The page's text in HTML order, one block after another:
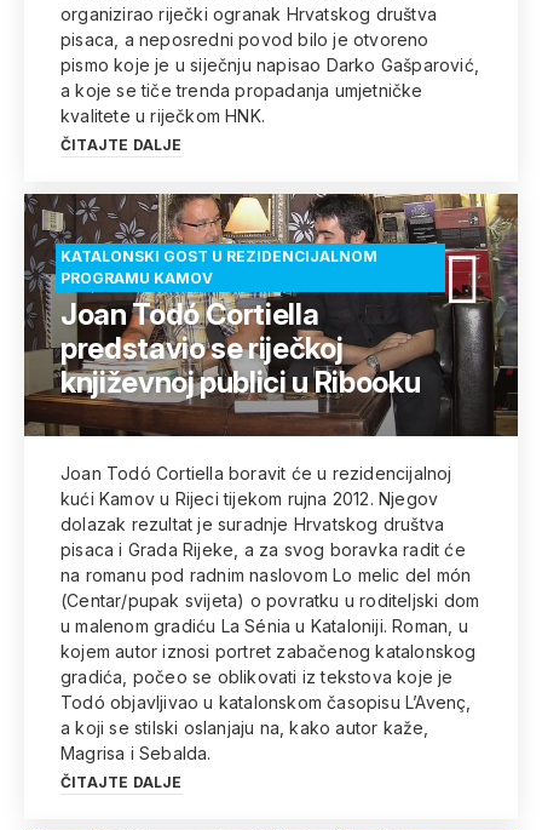
organizirao riječki ogranak Hrvatskog društva
pisaca, a neposredni povod bilo je otvoreno
pismo koje je u siječnju napisao Darko Gašparović,
a koje se tiče trenda propadanja umjetničke
kvalitete u riječkom HNK.
ČITAJTE DALJE
KATALONSKI GOST U REZIDENCIJALNOM
PROGRAMU KAMOV
Joan Todó Cortiella
predstavio se riječkoj
književnoj publici u Ribooku
Joan Todó Cortiella boravit će u rezidencijalnoj
kući Kamov u Rijeci tijekom rujna 2012. Njegov
dolazak rezultat je suradnje Hrvatskog društva
pisaca i Grada Rijeke, a za svog boravka radit će
na romanu pod radnim naslovom Lo melic del món
(Centar/pupak svijeta) o povratku u roditeljski dom
u malenom gradiću La Sénia u Kataloniji. Roman, u
kojem autor iznosi portret zabačenog katalonskog
gradića, počeo se oblikovati iz tekstova koje je
Todó objavljivao u katalonskom časopisu L’Avenç,
a koji se stilski oslanjaju na, kako autor kaže,
Magrisa i Sebalda.
ČITAJTE DALJE